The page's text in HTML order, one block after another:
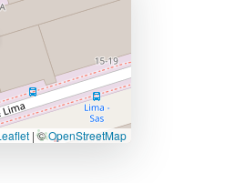
|©OpenStreetMap